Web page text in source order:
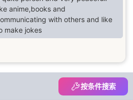
anime,books and
with others and like
make jokes
按条件搜索